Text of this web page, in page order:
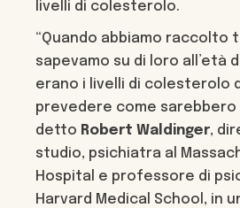
livelli di colesterolo.
“Quando abbiamo raccolto
sapevamo su di loro all’età
erano i livelli di colesterolo
prevedere come sarebbero
detto Robert Waldinger,
studio, psichiatra al
Hospital e professore di
Harvard Medical School, in